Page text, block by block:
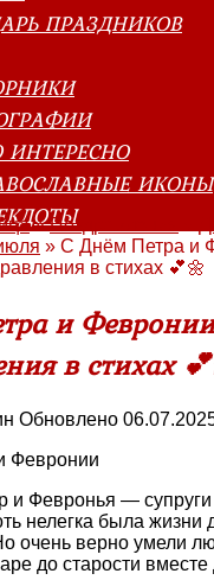
ПРАЗДНИКОВ
ИНТЕРЕСНО
ИКОНЫ
»Поздравления
» С Днём Петра и
в стихах 💕🌼
и
в стихах
Обновлено
и Февронья — супруги
нелегка была жизни
очень верно умели
до старости вместе